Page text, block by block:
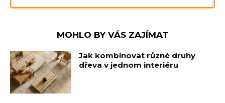
MOHLO BY VÁS ZAJÍMAT
Jak kombinovat různé druhy
dřeva v jednom interiéru